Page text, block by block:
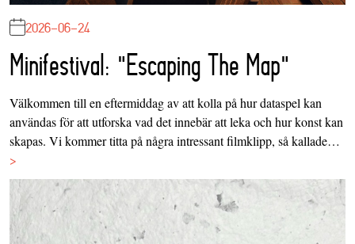
2026-06-24
Minifestival: "Escaping The Map"
Välkommen till en eftermiddag av att kolla på hur dataspel kan
användas för att utforska vad det innebär att leka och hur konst kan
skapas. Vi kommer titta på några intressant filmklipp, så kallade…
>